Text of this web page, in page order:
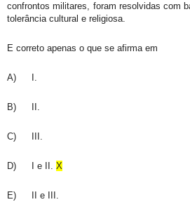
confrontos militares, foram resolvidas com
tolerância cultural e religiosa.
E correto apenas o que se afirma em
A) I.
B) II.
C) III.
D) I e II. X
E) II e III.